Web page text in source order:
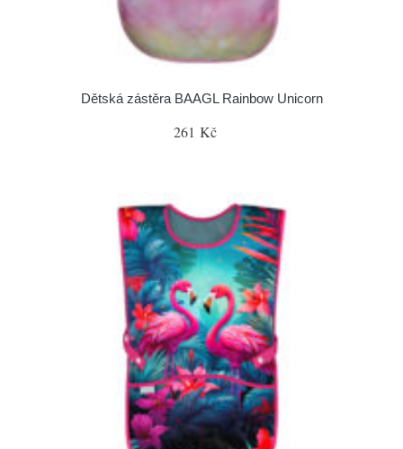
Dětská zástěra BAAGL Rainbow Unicorn
261 Kč